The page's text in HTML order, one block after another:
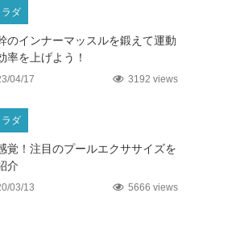
ラダ
のインナーマッスルを鍛えて運動
率を上げよう！
04/17 3192 views
ラダ
覚！注目のプールエクササイズを
介
03/13 5666 views